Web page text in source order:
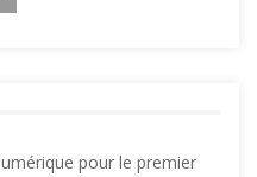
pour le premier